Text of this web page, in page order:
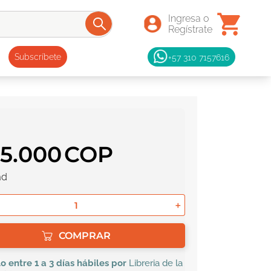
Subscríbete +57 310 7157616
.000
＋
COMPRAR
entre 1 a 3 días hábiles por Libreria de la